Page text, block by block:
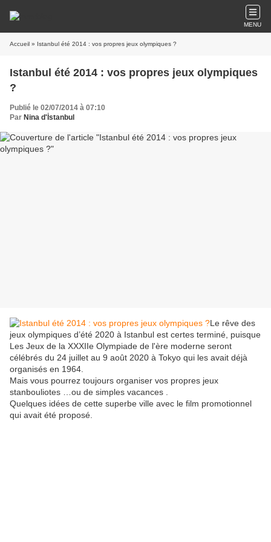
MENU
Accueil » Istanbul été 2014 : vos propres jeux olympiques ?
Istanbul été 2014 : vos propres jeux olympiques
?
Publié le 02/07/2014 à 07:10
Par Nina d'İstanbul
Le rêve des
jeux olympiques d’été 2020 à Istanbul est certes terminé, puisque
Les Jeux de la XXXIIe Olympiade de l'ère moderne seront
célébrés du 24 juillet au 9 août 2020 à Tokyo qui les avait déjà
organisés en 1964.
Mais vous pourrez toujours organiser vos propres jeux
stanbouliotes …ou de simples vacances .
Quelques idées de cette superbe ville avec le film promotionnel
qui avait été proposé.